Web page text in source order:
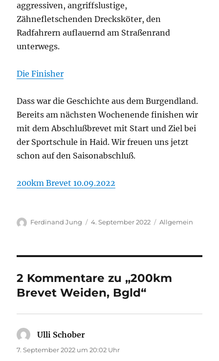
aggressiven, angriffslustige,
Zähnefletschenden Drecksköter, den
Radfahrern auflauernd am Straßenrand
unterwegs.
Die Finisher
Dass war die Geschichte aus dem Burgendland.
Bereits am nächsten Wochenende finishen wir
mit dem Abschlußbrevet mit Start und Ziel bei
der Sportschule in Haid. Wir freuen uns jetzt
schon auf den Saisonabschluß.
200km Brevet 10.09.2022
Autor
Ferdinand Jung
Veröffentlicht
4. September 2022 Kategorien
Allgemein
2 Kommentare zu „200km
Brevet Weiden, Bgld“
Ulli Schober
7. September 2022 um 20:02 Uhr